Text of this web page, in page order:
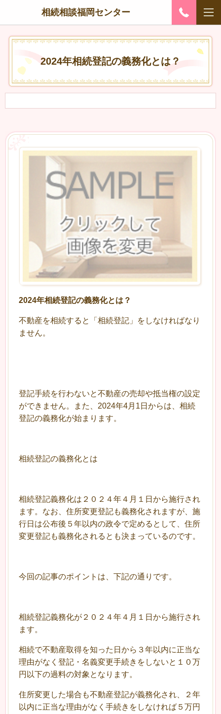
相続相談福岡センター
2024年相続登記の義務化とは？
2024年相続登記の義務化とは？
不動産を相続すると「相続登記」をしなければなり
ません。
登記手続を行わないと不動産の売却や抵当権の設定
ができません。また、2024年4月1日からは、相続
登記の義務化が始まります。
相続登記の義務化とは
相続登記義務化は２０２４年４月１日から施行され
ます。なお、住所変更登記も義務化されますが、施
行日は公布後５年以内の政令で定めるとして、住所
変更登記も義務化されるとも決まっているのです。
今回の記事のポイントは、下記の通りです。
相続登記義務化が２０２４年４月１日から施行され
ます。
相続で不動産取得を知った日から３年以内に正当な
理由がなく登記・名義変更手続きをしないと１０万
円以下の過料の対象となります。
住所変更した場合も不動産登記が義務化され、２年
以内に正当な理由がなく手続きをしなければ５万円